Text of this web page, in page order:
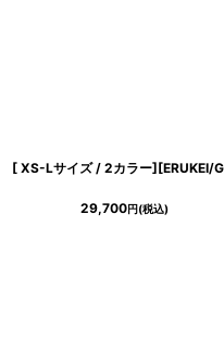
29,700円(税込)